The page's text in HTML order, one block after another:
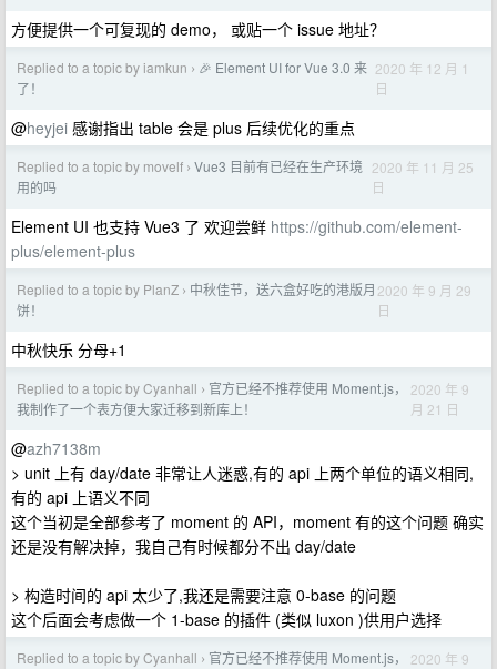
方便提供一个可复现的 demo， 或贴一个 issue 地址？
Replied to a topic by iamkun › 🎉 Element UI for Vue 3.0 来
了！
2020 年 12 月 1
日
@heyjei 感谢指出 table 会是 plus 后续优化的重点
Replied to a topic by movelf › Vue3 目前有已经在生产环境
用的吗
2020 年 11 月 25
日
Element UI 也支持 Vue3 了 欢迎尝鲜 https://github.com/element-
plus/element-plus
Replied to a topic by PlanZ › 中秋佳节，送六盒好吃的港版月
饼！
2020 年 9 月 29
日
中秋快乐 分母+1
Replied to a topic by Cyanhall › 官方已经不推荐使用 Moment.js，
我制作了一个表方便大家迁移到新库上！
2020 年 9
月 21 日
@azh7138m
> unit 上有 day/date 非常让人迷惑,有的 api 上两个单位的语义相同,
有的 api 上语义不同
这个当初是全部参考了 moment 的 API，moment 有的这个问题 确实
还是没有解决掉，我自己有时候都分不出 day/date
> 构造时间的 api 太少了,我还是需要注意 0-base 的问题
这个后面会考虑做一个 1-base 的插件 (类似 luxon )供用户选择
Replied to a topic by Cyanhall › 官方已经不推荐使用 Moment.js，
2020 年 9